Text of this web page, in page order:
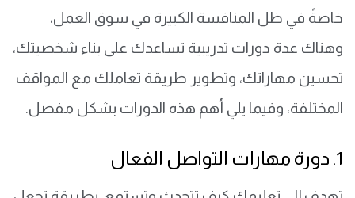
خاصةً في ظل المنافسة الكبيرة في سوق العمل،
وهناك عدة دورات تدريبية تساعدك على بناء شخصيتك،
تحسين مهاراتك، وتطوير طريقة تعاملك مع المواقف
المختلفة، وفيما يلي أهم هذه الدورات بشكل مفصل.
1. دورة مهارات التواصل الفعال